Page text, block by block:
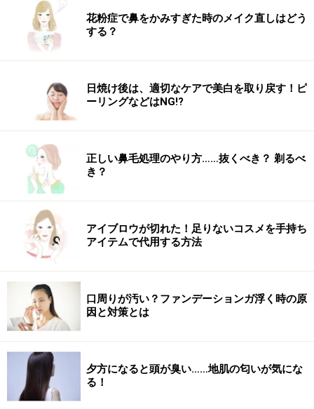
花粉症で鼻をかみすぎた時のメイク直しはどう
する？
日焼け後は、適切なケアで美白を取り戻す！ピ
ーリングなどはNG!?
正しい鼻毛処理のやり方……抜くべき？ 剃るべ
き？
アイブロウが切れた！足りないコスメを手持ち
アイテムで代用する方法
口周りが汚い？ファンデーションガ浮く時の原
因と対策とは
夕方になると頭が臭い……地肌の匂いが気にな
る！